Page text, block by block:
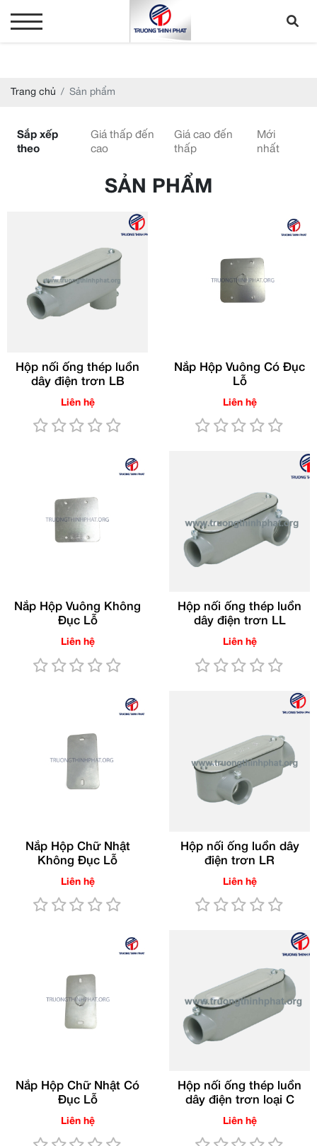
Trang chủ Sản phẩm
Sắp xếp
theo
Giá thấp đến
cao
Giá cao đến
thấp
Mới
nhất
SẢN PHẨM
Hộp nối ống thép luồn
dây điện trơn LB
Liên hệ
Nắp Hộp Vuông Có Đục
Lỗ
Liên hệ
Nắp Hộp Vuông Không
Đục Lỗ
Liên hệ
Hộp nối ống thép luồn
dây điện trơn LL
Liên hệ
Nắp Hộp Chữ Nhật
Không Đục Lỗ
Liên hệ
Hộp nối ống luồn dây
điện trơn LR
Liên hệ
Nắp Hộp Chữ Nhật Có
Đục Lỗ
Liên hệ
Hộp nối ống thép luồn
dây điện trơn loại C
Liên hệ